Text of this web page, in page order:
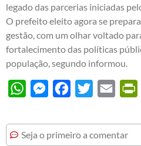
legado das parcerias iniciadas
O prefeito eleito agora se
gestão, com um olhar voltado
fortalecimento das políticas
população, segundo informou.
WhatsAppMessengerFacebook
Twitter Email
Seja o primeiro a comentar